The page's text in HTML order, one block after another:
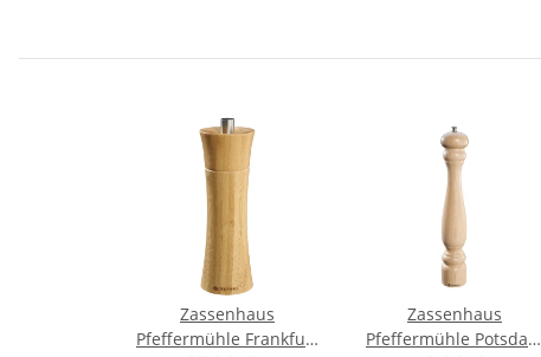
Zassenhaus
Pfeffermühle Frankfurt
Zassenhaus
Pfeffermühle Potsdam